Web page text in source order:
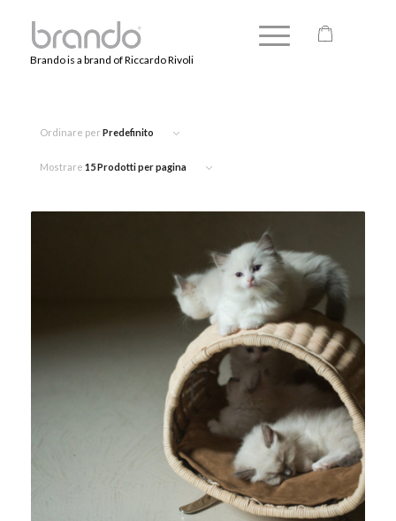
Brando is a brand of Riccardo Rivoli
Ordinare per Predefinito
Mostrare 15 Prodotti per pagina